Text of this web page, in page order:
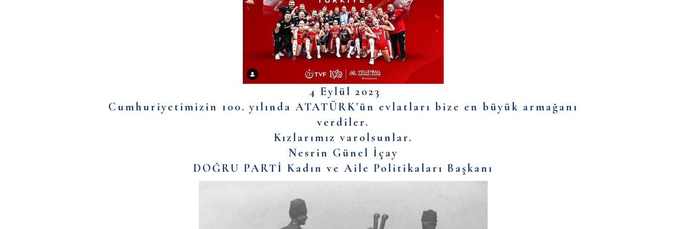
4 Eylül 2023
Cumhuriyetimizin 100. yılında ATATÜRK'ün evlatları bize en büyük armağanı
verdiler.
Kızlarımız varolsunlar.
Nesrin Günel İçay
DOĞRU PARTİ Kadın ve Aile Politikaları Başkanı